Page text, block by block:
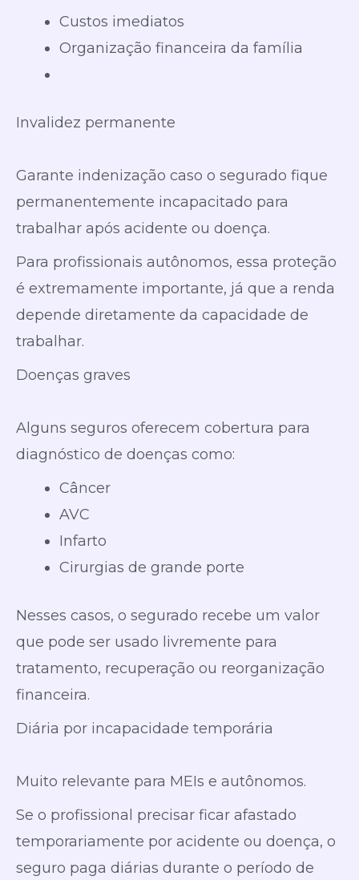
Custos imediatos
Organização financeira da família
Invalidez permanente
Garante indenização caso o segurado fique
permanentemente incapacitado para
trabalhar após acidente ou doença.
Para profissionais autônomos, essa proteção
é extremamente importante, já que a renda
depende diretamente da capacidade de
trabalhar.
Doenças graves
Alguns seguros oferecem cobertura para
diagnóstico de doenças como:
Câncer
AVC
Infarto
Cirurgias de grande porte
Nesses casos, o segurado recebe um valor
que pode ser usado livremente para
tratamento, recuperação ou reorganização
financeira.
Diária por incapacidade temporária
Muito relevante para MEIs e autônomos.
Se o profissional precisar ficar afastado
temporariamente por acidente ou doença, o
seguro paga diárias durante o período de